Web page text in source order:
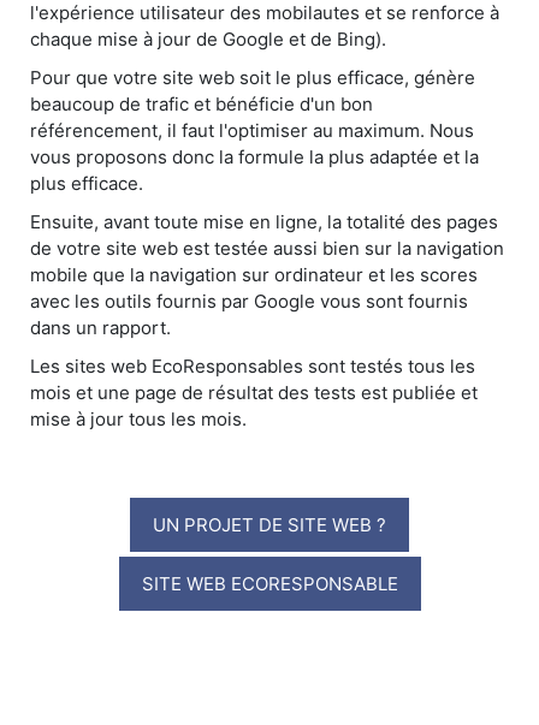
l'expérience utilisateur des mobilautes et se renforce à
chaque mise à jour de Google et de Bing).
Pour que votre site web soit le plus efficace, génère
beaucoup de trafic et bénéficie d'un bon
référencement, il faut l'optimiser au maximum. Nous
vous proposons donc la formule la plus adaptée et la
plus efficace.
Ensuite, avant toute mise en ligne, la totalité des pages
de votre site web est testée aussi bien sur la navigation
mobile que la navigation sur ordinateur et les scores
avec les outils fournis par Google vous sont fournis
dans un rapport.
Les sites web EcoResponsables sont testés tous les
mois et une page de résultat des tests est publiée et
mise à jour tous les mois.
UN PROJET DE SITE WEB ?
SITE WEB ECORESPONSABLE